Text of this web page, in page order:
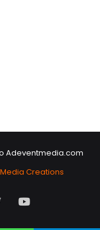
Adeventmedia.com
Creations
X Youtube